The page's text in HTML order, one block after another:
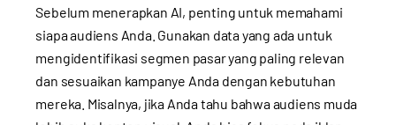
Sebelum menerapkan AI, penting untuk memahami
siapa audiens Anda. Gunakan data yang ada untuk
mengidentifikasi segmen pasar yang paling relevan
dan sesuaikan kampanye Anda dengan kebutuhan
mereka. Misalnya, jika Anda tahu bahwa audiens muda